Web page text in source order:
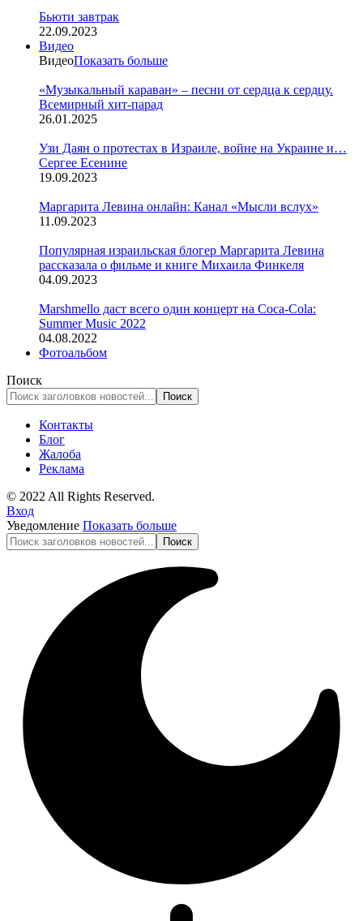
Бьюти завтрак
22.09.2023
Видео
ВидеоПоказать больше
«Музыкальный караван» – песни от сердца к сердцу.
Всемирный хит-парад
26.01.2025
Узи Даян о протестах в Израиле, войне на Украине и…
Сергее Есенине
19.09.2023
Маргарита Левина онлайн: Канал «Мысли вслух»
11.09.2023
Популярная израильская блогер Маргарита Левина
рассказала о фильме и книге Михаила Финкеля
04.09.2023
Marshmello даст всего один концерт на Coca-Cola:
Summer Music 2022
04.08.2022
Фотоальбом
Поиск
Контакты
Блог
Жалоба
Реклама
© 2022 All Rights Reserved.
Вход
Уведомление Показать больше